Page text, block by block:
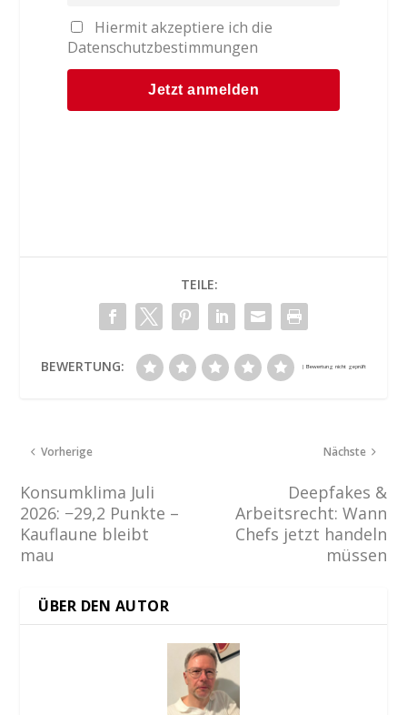
Hiermit akzeptiere ich die
Datenschutzbestimmungen
TEILE:
BEWERTUNG:
Vorherige
Konsumklima Juli
2026: −29,2 Punkte –
Kauflaune bleibt
mau
Nächste
Deepfakes &
Arbeitsrecht: Wann
Chefs jetzt handeln
müssen
ÜBER DEN AUTOR